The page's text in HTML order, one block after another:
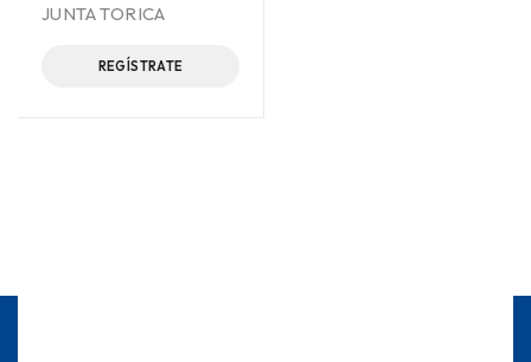
JUNTA TORICA
REGÍSTRATE